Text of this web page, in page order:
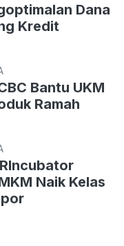
Dana
Kredit
Bantu UKM
Ramah
Naik Kelas